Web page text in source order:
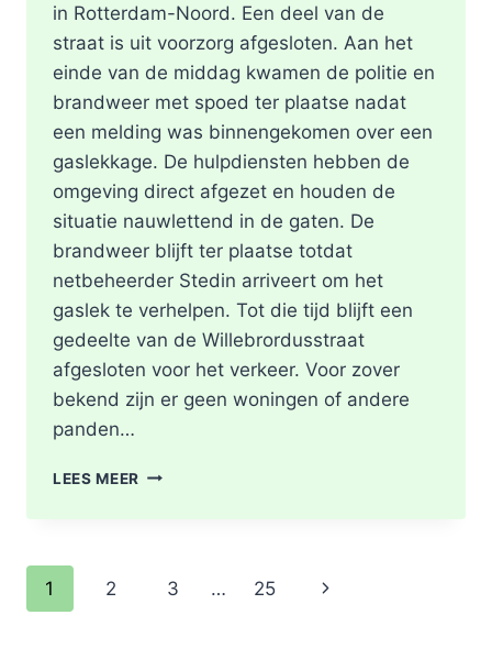
in Rotterdam-Noord. Een deel van de
straat is uit voorzorg afgesloten. Aan het
einde van de middag kwamen de politie en
brandweer met spoed ter plaatse nadat
een melding was binnengekomen over een
gaslekkage. De hulpdiensten hebben de
omgeving direct afgezet en houden de
situatie nauwlettend in de gaten. De
brandweer blijft ter plaatse totdat
netbeheerder Stedin arriveert om het
gaslek te verhelpen. Tot die tijd blijft een
gedeelte van de Willebrordusstraat
afgesloten voor het verkeer. Voor zover
bekend zijn er geen woningen of andere
panden…
LEES MEER GASLEKKAGE
Paginanavigatie
1 2 3 … 25
Volgende